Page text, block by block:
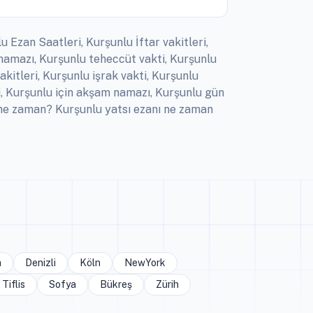
Ezan Saatleri, Kurşunlu İftar vakitleri,
Kurşunlu teheccüt vakti, Kurşunlu
Kurşunlu işrak vakti, Kurşunlu
için akşam namazı, Kurşunlu gün
Kurşunlu yatsı ezanı ne zaman
Denizli Köln
NewYork
Tiflis
Sofya Bükreş Zürih